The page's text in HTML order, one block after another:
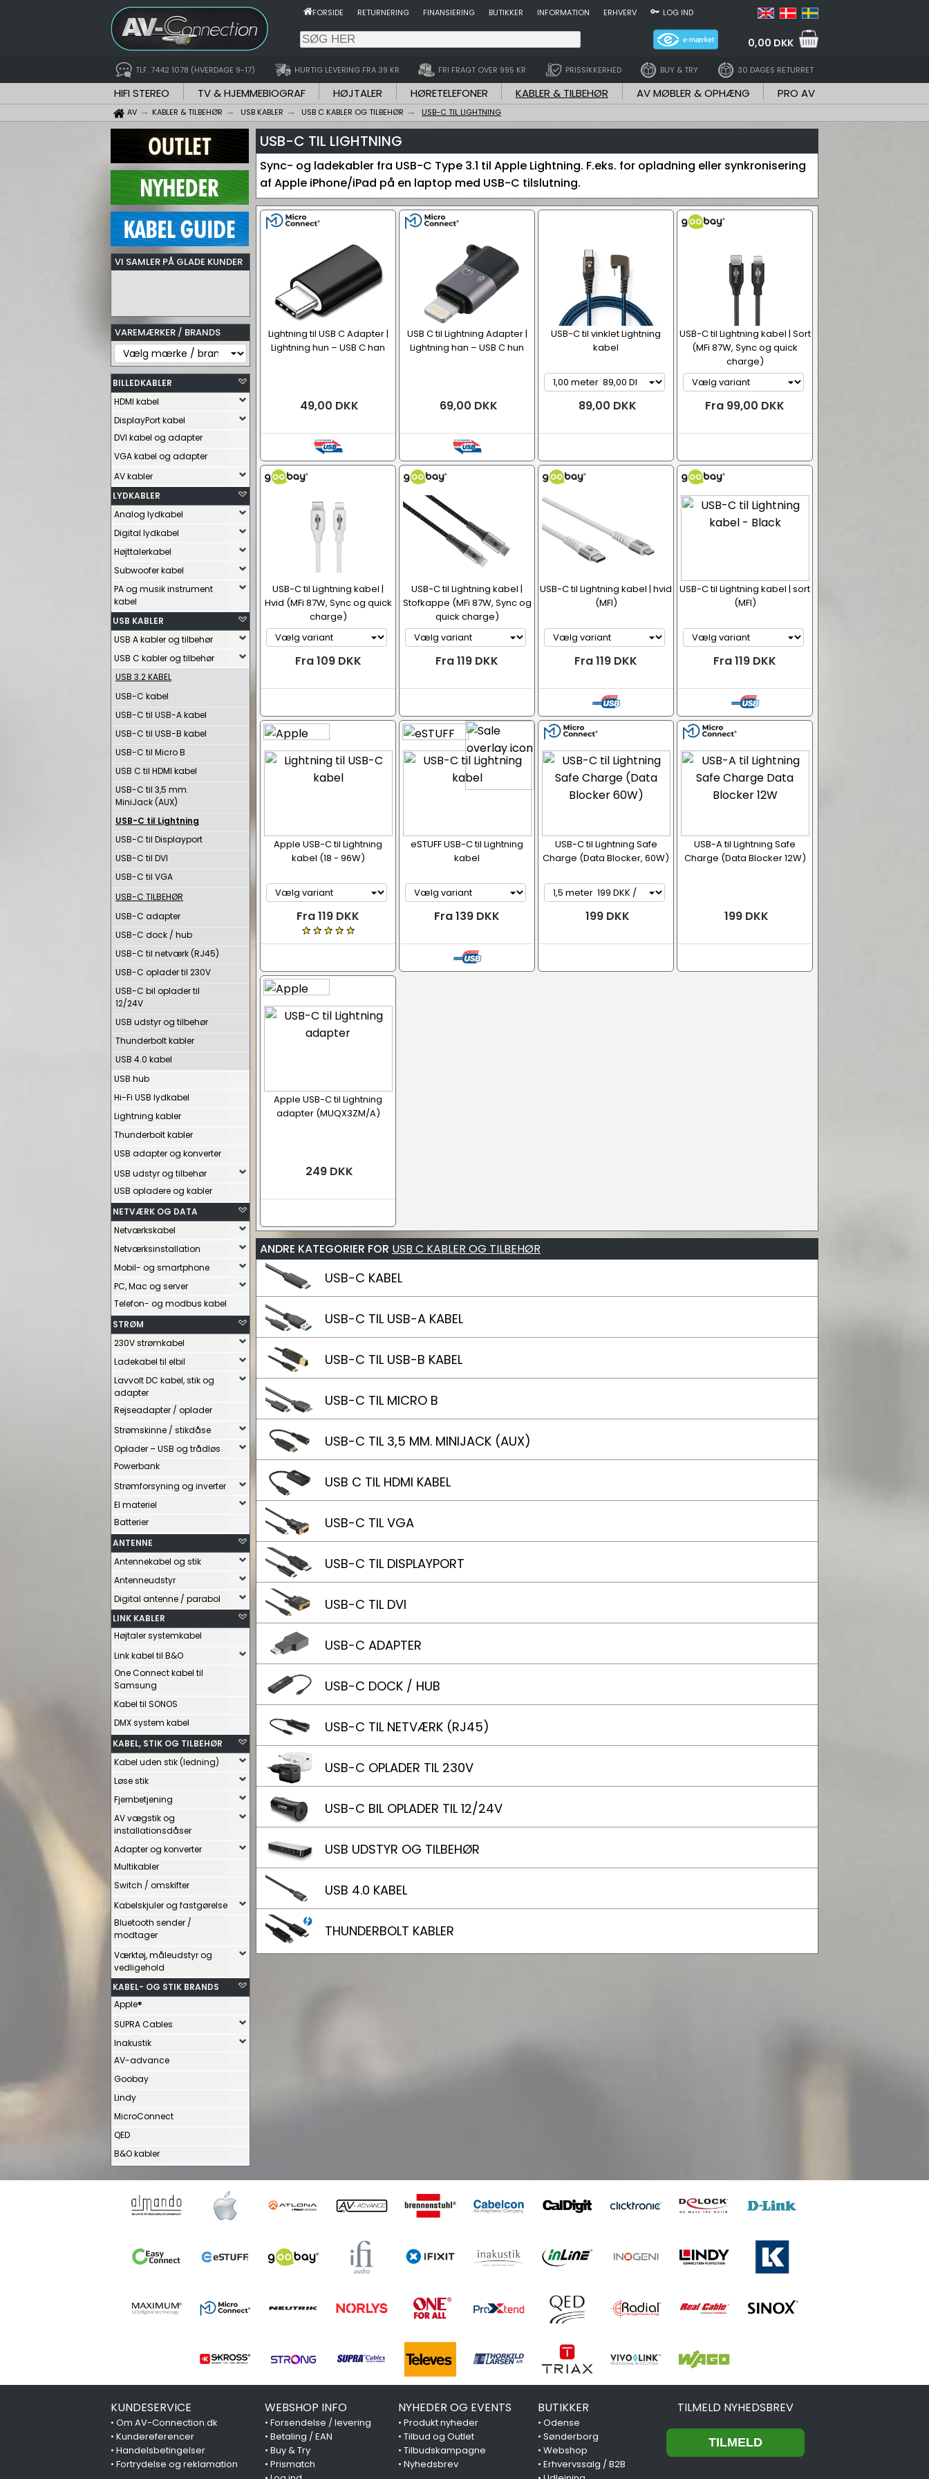
FORSIDE RETURNERING FINANSIERING BUTIKKER INFORMATION ERHVERV LOG IND
0,00 DKK
TLF. 7442 1078 (HVERDAGE 9-17) HURTIG LEVERING FRA 39 KR FRI FRAGT OVER 995 KR PRISSIKKERHED BUY & TRY 30 DAGES RETURRET
HIFI STEREO TV & HJEMMEBIOGRAF HØJTALER HØRETELEFONER KABLER & TILBEHØR AV MØBLER & OPHÆNG PRO AV
AV KABLER & TILBEHØR USB KABLER USB C KABLER OG TILBEHØR USB-C TIL LIGHTNING
VI SAMLER PÅ GLADE KUNDER
VAREMÆRKER / BRANDS
BILLEDKABLER
HDMI kabel
DisplayPort kabel
DVI kabel og adapter
VGA kabel og adapter
AV kabler
LYDKABLER
Analog lydkabel
Digital lydkabel
Højttalerkabel
Subwoofer kabel
PA og musik instrument
kabel
USB KABLER
USB A kabler og tilbehør
USB C kabler og tilbehør
USB 3.2 KABEL
USB-C kabel
USB-C til USB-A kabel
USB-C til USB-B kabel
USB-C til Micro B
USB C til HDMI kabel
USB-C til 3,5 mm.
MiniJack (AUX)
USB-C til Lightning
USB-C til Displayport
USB-C til DVI
USB-C til VGA
USB-C TILBEHØR
USB-C adapter
USB-C dock / hub
USB-C til netværk (RJ45)
USB-C oplader til 230V
USB-C bil oplader til
12/24V
USB udstyr og tilbehør
Thunderbolt kabler
USB 4.0 kabel
USB hub
Hi-Fi USB lydkabel
Lightning kabler
Thunderbolt kabler
USB adapter og konverter
USB udstyr og tilbehør
USB opladere og kabler
NETVÆRK OG DATA
Netværkskabel
Netværksinstallation
Mobil- og smartphone
PC, Mac og server
Telefon- og modbus kabel
STRØM
230V strømkabel
Ladekabel til elbil
Lavvolt DC kabel, stik og
adapter
Rejseadapter / oplader
Strømskinne / stikdåse
Oplader – USB og trådløs
Powerbank
Strømforsyning og inverter
El materiel
Batterier
ANTENNE
Antennekabel og stik
Antenneudstyr
Digital antenne / parabol
LINK KABLER
Højtaler systemkabel
Link kabel til B&O
One Connect kabel til
Samsung
Kabel til SONOS
DMX system kabel
KABEL, STIK OG TILBEHØR
Kabel uden stik (ledning)
Løse stik
Fjernbetjening
AV vægstik og
installationsdåser
Adapter og konverter
Multikabler
Switch / omskifter
Kabelskjuler og fastgørelse
Bluetooth sender /
modtager
Værktøj, måleudstyr og
vedligehold
KABEL- OG STIK BRANDS
Apple®
SUPRA Cables
Inakustik
AV-advance
Goobay
Lindy
MicroConnect
QED
B&O kabler
USB-C TIL LIGHTNING
Sync- og ladekabler fra USB-C Type 3.1 til Apple Lightning. F.eks. for opladning eller synkronisering
af Apple iPhone/iPad på en laptop med USB-C tilslutning.
Lightning til USB C Adapter |
Lightning hun – USB C han
49,00 DKK
USB C til Lightning Adapter |
Lightning han – USB C hun
69,00 DKK
USB-C til vinklet Lightning
kabel
89,00 DKK
USB-C til Lightning kabel | Sort
(MFi 87W, Sync og quick
charge)
Fra 99,00 DKK
USB-C til Lightning kabel |
Hvid (MFi 87W, Sync og quick
charge)
Fra 109 DKK
USB-C til Lightning kabel |
Stofkappe (MFi 87W, Sync og
quick charge)
Fra 119 DKK
USB-C til Lightning kabel | hvid
(MFI)
Fra 119 DKK
USB-C til Lightning kabel | sort
(MFI)
Fra 119 DKK
Apple USB-C til Lightning
kabel (18 - 96W)
Fra 119 DKK
eSTUFF USB-C til Lightning
kabel
Fra 139 DKK
USB-C til Lightning Safe
Charge (Data Blocker, 60W)
199 DKK
USB-A til Lightning Safe
Charge (Data Blocker 12W)
199 DKK
Apple USB-C til Lightning
adapter (MUQX3ZM/A)
249 DKK
ANDRE KATEGORIER FOR USB C KABLER OG TILBEHØR
USB-C KABEL
USB-C TIL USB-A KABEL
USB-C TIL USB-B KABEL
USB-C TIL MICRO B
USB-C TIL 3,5 MM. MINIJACK (AUX)
USB C TIL HDMI KABEL
USB-C TIL VGA
USB-C TIL DISPLAYPORT
USB-C TIL DVI
USB-C ADAPTER
USB-C DOCK / HUB
USB-C TIL NETVÆRK (RJ45)
USB-C OPLADER TIL 230V
USB-C BIL OPLADER TIL 12/24V
USB UDSTYR OG TILBEHØR
USB 4.0 KABEL
THUNDERBOLT KABLER
KUNDESERVICE
• Om AV-Connection.dk
• Kundereferencer
• Handelsbetingelser
• Fortrydelse og reklamation
WEBSHOP INFO
• Forsendelse / levering
• Betaling / EAN
• Buy & Try
• Prismatch
NYHEDER OG EVENTS
• Produkt nyheder
• Tilbud og Outlet
• Tilbudskampagne
• Nyhedsbrev
BUTIKKER
•Odense
•Sønderborg
•Webshop
•Erhvervssalg / B2B
TILMELD NYHEDSBREV